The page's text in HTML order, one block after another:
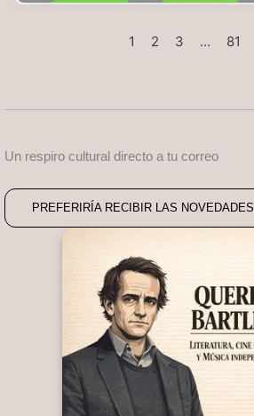
1 2 3 … 81
Un respiro cultural directo a tu correo
PREFERIRÍA RECIBIR LAS NOVEDADES